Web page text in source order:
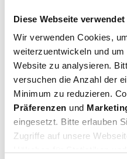
Diese Webseite
Wir verwenden Cookies,
weiterzuentwickeln und
Website zu analysieren.
versuchen die Anzahl der
Minimum zu reduzieren.
Präferenzen und
eingesetzt. Bitte erlauben
Zugriffe auf unsere
Hauptmenü
Startseite